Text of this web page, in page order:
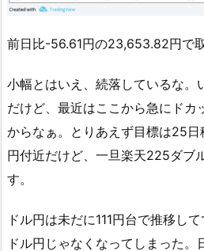
前日比-56.61円の23,653.82円で取
小幅とはいえ、続落しているな。
だけど、最近はここから急にドカ
からなぁ。とりあえず目標は25
円付近だけど、一旦楽天225ダブ
す。
ドル円は未だに111円台で推移し
ドル円じゃなくなってしまった。